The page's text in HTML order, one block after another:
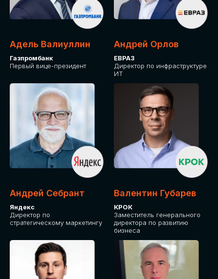
Адель Валиуллин
Газпромбанк
Первый вице-президент
Андрей Орлов
ЕВРАЗ
Директор по инфраструктуре
ИТ
Андрей Себрант
Яндекс
Директор по
стратегическому маркетингу
Валентин Губарев
КРОК
Заместитель генерального
директора по развитию
бизнеса